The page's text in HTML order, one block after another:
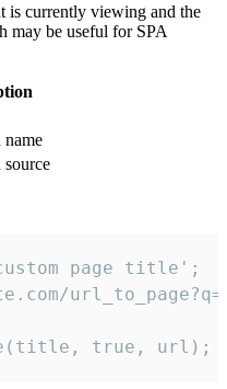
is currently viewing and the
may be useful for SPA
name
source
page title';
true, url);